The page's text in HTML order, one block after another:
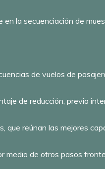
la secuenciación de
de vuelos de
de reducción, previa
que reúnan las mejores
medio de otros pasos